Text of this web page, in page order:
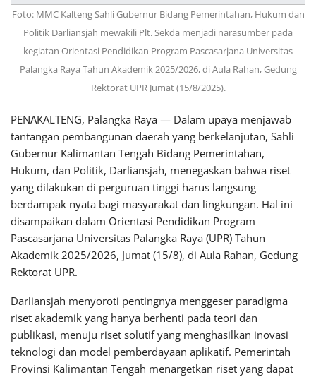
Foto: MMC Kalteng Sahli Gubernur Bidang Pemerintahan, Hukum dan
Politik Darliansjah mewakili Plt. Sekda menjadi narasumber pada
kegiatan Orientasi Pendidikan Program Pascasarjana Universitas
Palangka Raya Tahun Akademik 2025/2026, di Aula Rahan, Gedung
Rektorat UPR Jumat (15/8/2025).
PENAKALTENG, Palangka Raya — Dalam upaya menjawab
tantangan pembangunan daerah yang berkelanjutan, Sahli
Gubernur Kalimantan Tengah Bidang Pemerintahan,
Hukum, dan Politik, Darliansjah, menegaskan bahwa riset
yang dilakukan di perguruan tinggi harus langsung
berdampak nyata bagi masyarakat dan lingkungan. Hal ini
disampaikan dalam Orientasi Pendidikan Program
Pascasarjana Universitas Palangka Raya (UPR) Tahun
Akademik 2025/2026, Jumat (15/8), di Aula Rahan, Gedung
Rektorat UPR.
Darliansjah menyoroti pentingnya menggeser paradigma
riset akademik yang hanya berhenti pada teori dan
publikasi, menuju riset solutif yang menghasilkan inovasi
teknologi dan model pemberdayaan aplikatif. Pemerintah
Provinsi Kalimantan Tengah menargetkan riset yang dapat